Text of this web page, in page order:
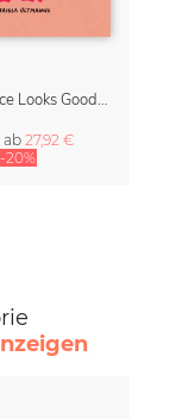
Confidence Looks Good On You Kalender 2027
ab 27,92 €
-20%